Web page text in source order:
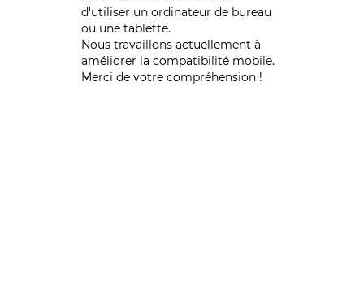
d'utiliser un ordinateur de bureau
ou une tablette.
Nous travaillons actuellement à
améliorer la compatibilité mobile.
Merci de votre compréhension !